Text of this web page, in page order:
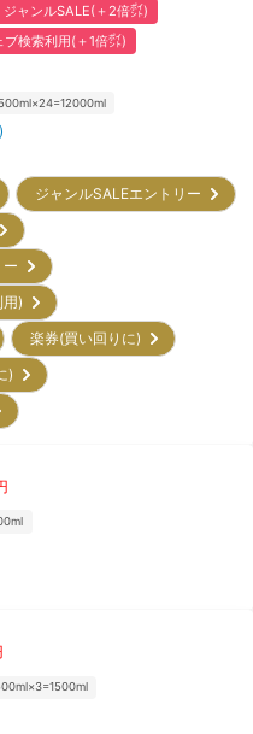
ジャンルSALE(＋2倍㌽)
ブ検索利用(＋1倍㌽)
500ml×24=12000ml
ジャンルSALEエントリー
ー
用)
楽券(買い回りに)
に)